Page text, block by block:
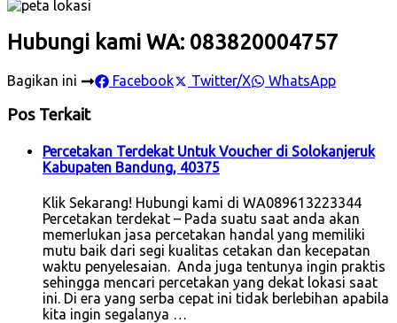
Hubungi kami WA: 083820004757
Bagikan ini Facebook Twitter/X WhatsApp
Pos Terkait
Percetakan Terdekat Untuk Voucher di Solokanjeruk
Kabupaten Bandung, 40375
Klik Sekarang! Hubungi kami di WA089613223344
Percetakan terdekat – Pada suatu saat anda akan
memerlukan jasa percetakan handal yang memiliki
mutu baik dari segi kualitas cetakan dan kecepatan
waktu penyelesaian. Anda juga tentunya ingin praktis
sehingga mencari percetakan yang dekat lokasi saat
ini. Di era yang serba cepat ini tidak berlebihan apabila
kita ingin segalanya …